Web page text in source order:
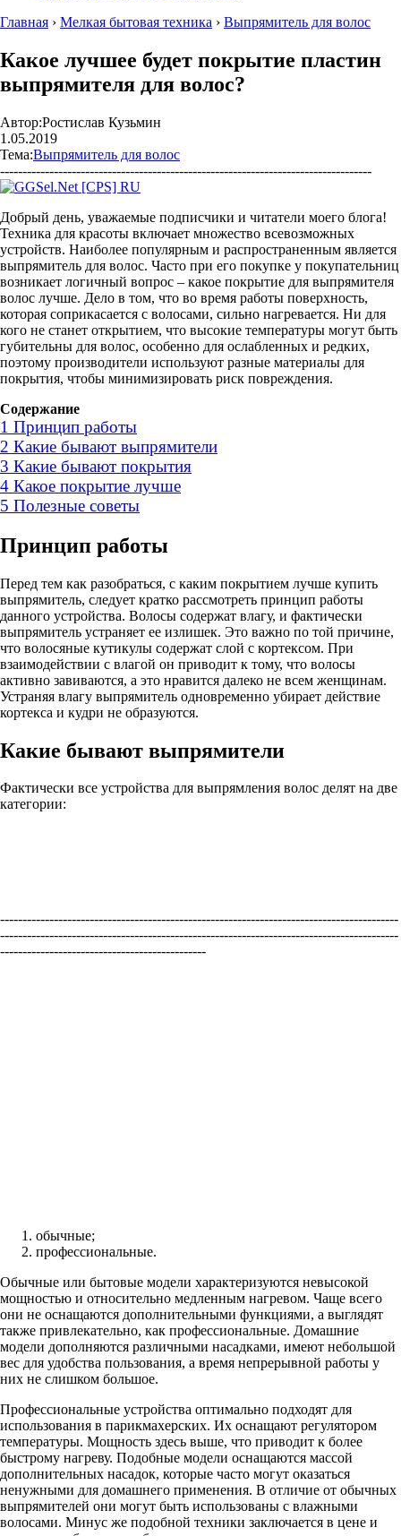
Главная › Мелкая бытовая техника › Выпрямитель для волос
Какое лучшее будет покрытие пластин
выпрямителя для волос?
Автор:Ростислав Кузьмин
1.05.2019
Тема:Выпрямитель для волос
-----------------------------------------------------------------------------------
Добрый день, уважаемые подписчики и читатели моего блога!
Техника для красоты включает множество всевозможных
устройств. Наиболее популярным и распространенным является
выпрямитель для волос. Часто при его покупке у покупательниц
возникает логичный вопрос – какое покрытие для выпрямителя
волос лучше. Дело в том, что во время работы поверхность,
которая соприкасается с волосами, сильно нагревается. Ни для
кого не станет открытием, что высокие температуры могут быть
губительны для волос, особенно для ослабленных и редких,
поэтому производители используют разные материалы для
покрытия, чтобы минимизировать риск повреждения.
Содержание
1 Принцип работы
2 Какие бывают выпрямители
3 Какие бывают покрытия
4 Какое покрытие лучше
5 Полезные советы
Принцип работы
Перед тем как разобраться, с каким покрытием лучше купить
выпрямитель, следует кратко рассмотреть принцип работы
данного устройства. Волосы содержат влагу, и фактически
выпрямитель устраняет ее излишек. Это важно по той причине,
что волосяные кутикулы содержат слой с кортексом. При
взаимодействии с влагой он приводит к тому, что волосы
активно завиваются, а это нравится далеко не всем женщинам.
Устраняя влагу выпрямитель одновременно убирает действие
кортекса и кудри не образуются.
Какие бывают выпрямители
Фактически все устройства для выпрямления волос делят на две
категории:
-----------------------------------------------------------------------------------------
-----------------------------------------------------------------------------------------
----------------------------------------------
обычные;
профессиональные.
Обычные или бытовые модели характеризуются невысокой
мощностью и относительно медленным нагревом. Чаще всего
они не оснащаются дополнительными функциями, а выглядят
также привлекательно, как профессиональные. Домашние
модели дополняются различными насадками, имеют небольшой
вес для удобства пользования, а время непрерывной работы у
них не слишком большое.
Профессиональные устройства оптимально подходят для
использования в парикмахерских. Их оснащают регулятором
температуры. Мощность здесь выше, что приводит к более
быстрому нагреву. Подобные модели оснащаются массой
дополнительных насадок, которые часто могут оказаться
ненужными для домашнего применения. В отличие от обычных
выпрямителей они могут быть использованы с влажными
волосами. Минус же подобной техники заключается в цене и